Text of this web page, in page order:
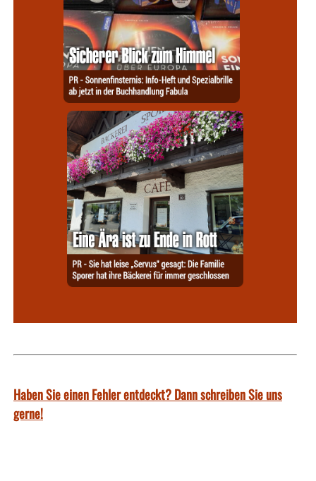
Haben Sie einen Fehler entdeckt? Dann schreiben Sie uns
gerne!